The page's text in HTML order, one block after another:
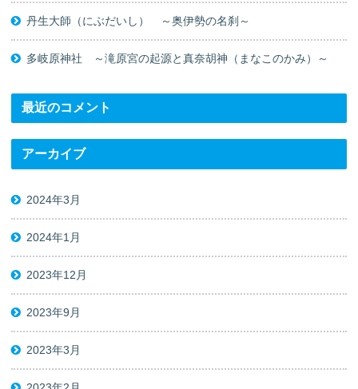
丹生大師（にぶだいし） ～奥伊勢の名刹～
多岐原神社 ～滝原宮の起源と真奈胡神（まなこのかみ）～
最近のコメント
アーカイブ
2024年3月
2024年1月
2023年12月
2023年9月
2023年3月